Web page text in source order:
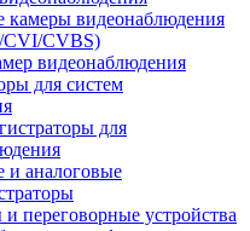
камеры видеонаблюдения
CVBS)
видеонаблюдения
для систем
для
и аналоговые
переговорные устройства